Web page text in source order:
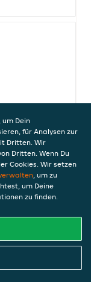
um Dein
für Analysen zur
Dritten. Wir
Dritten. Wenn Du
Cookies. Wir setzen
, um zu
um Deine
zu finden.